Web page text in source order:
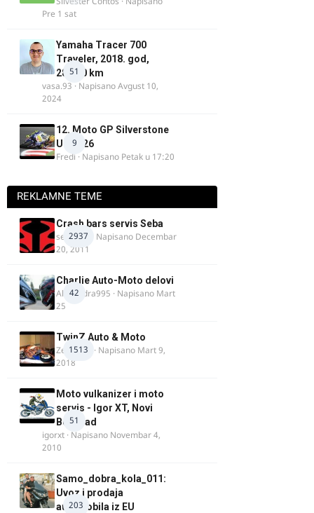
Pre 1 sat
51
Yamaha Tracer 700
Traveler, 2018. god,
28.100 km
vasa.93 · NapisanoAvgust 10,
2024
9
12. Moto GP Silverstone
UK 2026
Fredi · Napisano Petak u 17:20
REKLAMNE TEME
2937
Crash bars servis Seba
seba011 · Napisano Decembar
20, 2011
42
Charlie Auto-Moto delovi
Alexandra995 · Napisano Mart
25
1513
TwinZ Auto & Moto
Zeljkamp · Napisano Mart 9,
2018
51
Moto vulkanizer i moto
servis - Igor XT, Novi
Beograd
igorxt · Napisano Novembar 4,
2010
203
Samo_dobra_kola_011:
Uvoz i prodaja
automobila iz EU